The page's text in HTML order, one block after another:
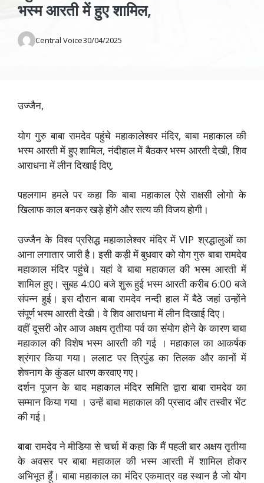
भस्म आरती में हुए शामिल,
Central Voice30/04/2025
उज्जैन,
योग गुरु बाबा रामदेव पहुंचे महाकालेश्वर मंदिर, बाबा महाकाल की
भस्म आरती में हुए शामिल, नंदीहाल में बैठकर भस्म आरती देखी, शिव
आराधना में लीन दिखाई दिए,
पहलगाम हमले पर कहा कि बाबा महाकाल ऐसे राक्षसी लोगो के
खिलाफ काल बनकर खड़े होंगे और सत्य की विजय होगी।
उज्जैन के विश्व प्रसिद्ध महाकालेश्वर मंदिर में VIP श्रद्धालुओं का
आना लगातार जारी है। इसी कड़ी में बुधवार को योग गुरु बाबा रामदेव
महाकाल मंदिर पहुंचे। यहां वे बाबा महाकाल की भस्म आरती में
शामिल हुए। सुबह 4:00 बजे शुरू हुई भस्म आरती करीब 6:00 बजे
संपन्न हुई। इस दौरान बाबा रामदेव नन्दी हाल में बैठे जहां उन्होंने
संपूर्ण भस्म आरती देखी। वे शिव आराधना में लीन दिखाई दिए।
वहीं दूसरी ओर आज अक्षय तृतीया पर्व का संयोग होने के कारण बाबा
महाकाल की विशेष भस्म आरती की गई । महाकाल का आकर्षक
श्रंगार किया गया। ललाट पर त्रिपुंड का तिलक और कानों में
शेषनाग के कुंडल धारण करवाए गए।
दर्शन पूजन के बाद महाकाल मंदिर समिति द्वारा बाबा रामदेव का
सम्मान किया गया । उन्हें बाबा महाकाल की प्रसाद और तस्वीर भेंट
की गई।
बाबा रामदेव ने मीडिया से चर्चा में कहा कि मैं पहली बार अक्षय तृतीया
के अवसर पर बाबा महाकाल की भस्म आरती में शामिल होकर
अभिभूत हूँ। बाबा महाकाल का मंदिर एकमात्र वह स्थान है जो योग